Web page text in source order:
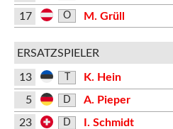
17 O M. Grüll
ERSATZSPIELER
13
K. Hein
5
D
A. Pieper
23
D I. Schmidt